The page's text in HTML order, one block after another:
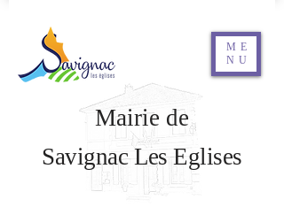
ME
NU
Savignac Les Eglises
Mairie de